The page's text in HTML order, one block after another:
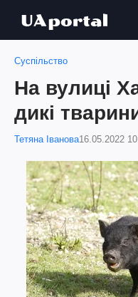
Суспільство
На вулиці
дикі
Тетяна Іванова16.05.2022